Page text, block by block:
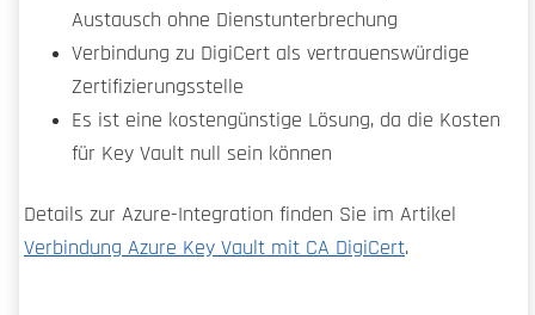
Austausch ohne Dienstunterbrechung
Verbindung zu DigiCert als vertrauenswürdige
Zertifizierungsstelle
Es ist eine kostengünstige Lösung, da die Kosten
für Key Vault null sein können
Details zur Azure-Integration finden Sie im Artikel
Verbindung Azure Key Vault mit CA DigiCert.